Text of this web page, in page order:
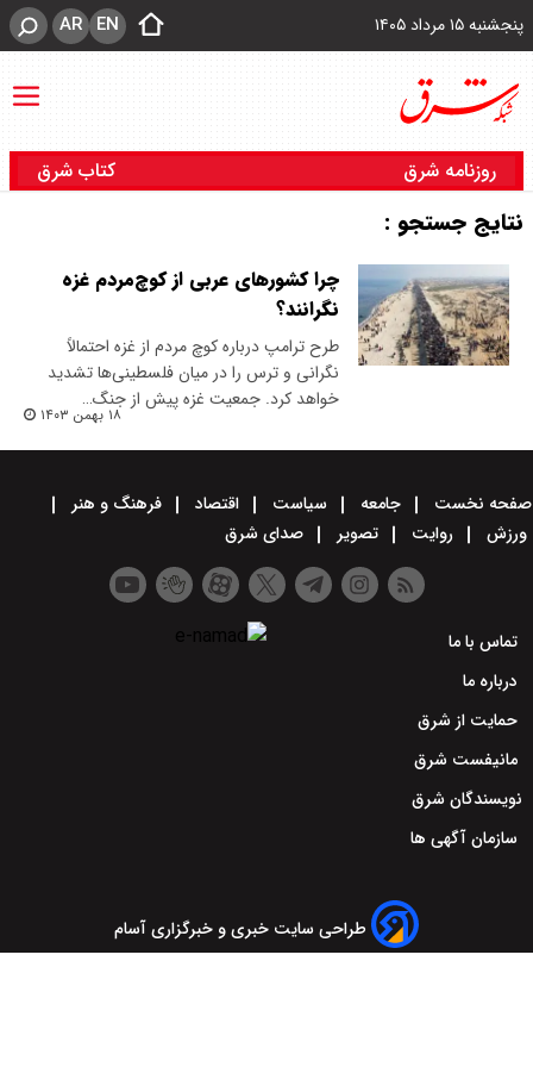
پنجشنبه ۱۵ مرداد ۱۴۰۵ EN
AR
روزنامه شرق کتاب شرق
نتایج جستجو :
چرا کشورهای عربی از کوچ‌‌مردم غزه
نگرانند؟
طرح‌ ترامپ درباره کوچ مردم از غزه احتمالاً
نگرانی‌ و ترس را در میان فلسطینی‌ها تشدید
خواهد کرد. جمعیت غزه پیش از جنگ…
۱۸ بهمن ۱۴۰۳
صفحه نخست جامعه سیاست اقتصاد
فرهنگ و هنر
ورزش
روایت تصویر صدای شرق
تماس با ما
درباره ما
حمایت از شرق
مانیفست شرق
نویسندگان شرق
سازمان آگهی ها
طراحی سایت خبری و خبرگزاری آسام